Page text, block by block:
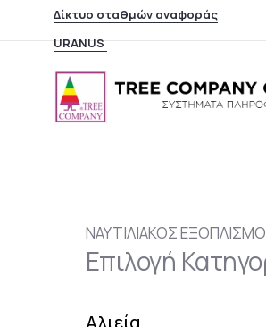
Δίκτυο σταθμών αναφοράς
URANUS
ΝΑΥΤΙΛΙΑΚΟΣ
Επιλογή
Αλιεία